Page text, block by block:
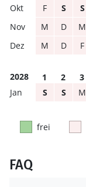
F
S S
M
D M
M
D F
2028 1 2 3
S
S M
frei
FAQ